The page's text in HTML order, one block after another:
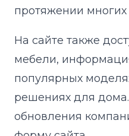
протяжении многих
На сайте также
мебели,
популярных
решениях для
обновления